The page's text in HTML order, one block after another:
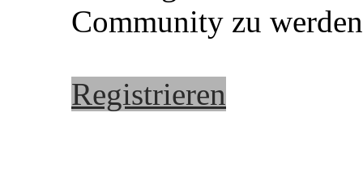
Community zu
Registrieren